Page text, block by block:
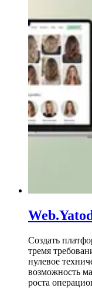
Создать
тремя
нулевое
возможность
роста